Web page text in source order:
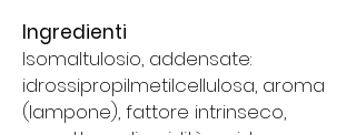
Ingredienti
Isomaltulosio, addensate:
idrossipropilmetilcellulosa, aroma
(lampone), fattore intrinseco,